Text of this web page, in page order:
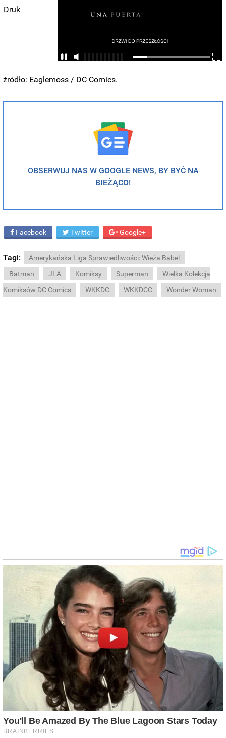
Druk
źródło: Eaglemoss / DC Comics.
OBSERWUJ NAS W GOOGLE NEWS, BY BYĆ NA
BIEŻĄCO!
Facebook Twitter Google+
Tagi:
Amerykańska Liga Sprawiedliwości: Wieża Babel
Batman
JLA Komiksy Superman
Wielka Kolekcja
Komiksów DC Comics
WKKDC WKKDCC Wonder Woman